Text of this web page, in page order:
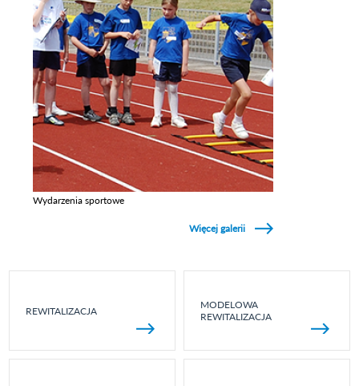
Wydarzenia sportowe
Więcej galerii
REWITALIZACJA
MODELOWA
REWITALIZACJA